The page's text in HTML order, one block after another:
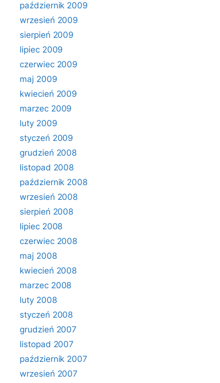
październik 2009
wrzesień 2009
sierpień 2009
lipiec 2009
czerwiec 2009
maj 2009
kwiecień 2009
marzec 2009
luty 2009
styczeń 2009
grudzień 2008
listopad 2008
październik 2008
wrzesień 2008
sierpień 2008
lipiec 2008
czerwiec 2008
maj 2008
kwiecień 2008
marzec 2008
luty 2008
styczeń 2008
grudzień 2007
listopad 2007
październik 2007
wrzesień 2007